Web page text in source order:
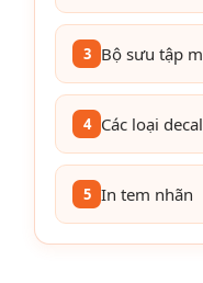
3 Bộ sưu tập
4 Các loại
5 In tem nhãn